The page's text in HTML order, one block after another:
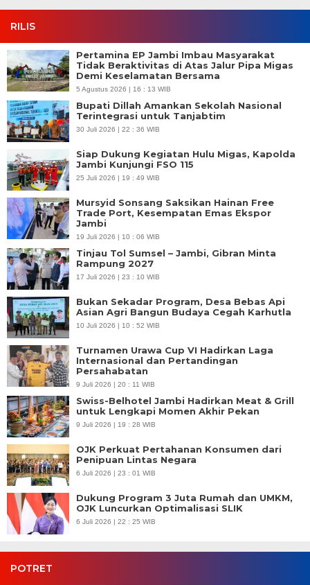
RILIS
Pertamina EP Jambi Imbau Masyarakat
Tidak Beraktivitas di Atas Jalur Pipa Migas
Demi Keselamatan Bersama
5 Agustus 2026 | 16 : 13 WIB
Bupati Dillah Amankan Sekolah Nasional
Terintegrasi untuk Tanjabtim
30 Juli 2026 | 22 : 36 WIB
Siap Dukung Kegiatan Hulu Migas, Kapolda
Jambi Kunjungi FSO 115
25 Juli 2026 | 19 : 49 WIB
Mursyid Sonsang Saksikan Hainan Free
Trade Port, Kesempatan Emas Ekspor
Jambi
19 Juli 2026 | 10 : 06 WIB
Tinjau Tol Sumsel – Jambi, Gibran Minta
Rampung 2027
17 Juli 2026 | 23 : 10 WIB
Bukan Sekadar Program, Desa Bebas Api
Asian Agri Bangun Budaya Cegah Karhutla
10 Juli 2026 | 10 : 52 WIB
Turnamen Urawa Cup VI Hadirkan Laga
Internasional dan Pertandingan
Persahabatan
9 Juli 2026 | 20 : 11 WIB
Swiss-Belhotel Jambi Hadirkan Meat & Grill
untuk Lengkapi Momen Akhir Pekan
9 Juli 2026 | 19 : 28 WIB
OJK Perkuat Pertahanan Konsumen dari
Penipuan Lintas Negara
6 Juli 2026 | 23 : 01 WIB
Dukung Program 3 Juta Rumah dan UMKM,
OJK Luncurkan Optimalisasi SLIK
6 Juli 2026 | 22 : 25 WIB
POTRET